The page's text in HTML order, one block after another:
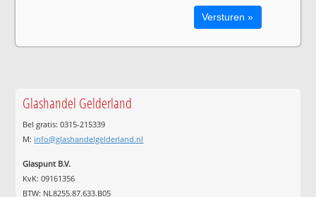
Glashandel Gelderland
Bel gratis: 0315-215339
M: info@glashandelgelderland.nl
Glaspunt B.V.
KvK: 09161356
BTW: NL8255.87.633.B05